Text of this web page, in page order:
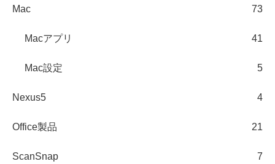
Mac 73
Macアプリ 41
Mac設定 5
Nexus5 4
Office製品 21
ScanSnap 7